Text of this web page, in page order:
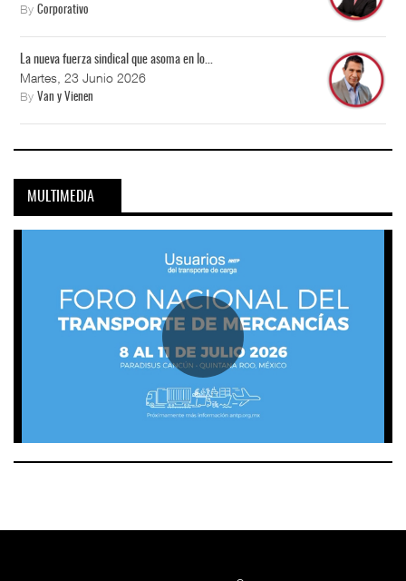
By Corporativo
La nueva fuerza sindical que asoma en lo...
Martes, 23 Junio 2026
By Van y Vienen
MULTIMEDIA